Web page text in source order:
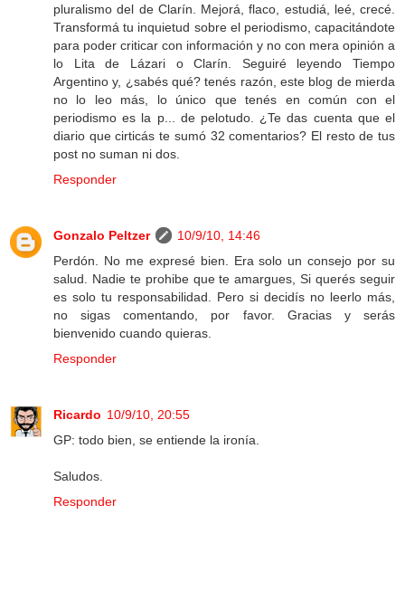
pluralismo del de Clarín. Mejorá, flaco, estudiá, leé, crecé.
Transformá tu inquietud sobre el periodismo, capacitándote
para poder criticar con información y no con mera opinión a
lo Lita de Lázari o Clarín. Seguiré leyendo Tiempo
Argentino y, ¿sabés qué? tenés razón, este blog de mierda
no lo leo más, lo único que tenés en común con el
periodismo es la p... de pelotudo. ¿Te das cuenta que el
diario que cirticás te sumó 32 comentarios? El resto de tus
post no suman ni dos.
Responder
Gonzalo Peltzer
10/9/10, 14:46
Perdón. No me expresé bien. Era solo un consejo por su
salud. Nadie te prohibe que te amargues, Si querés seguir
es solo tu responsabilidad. Pero si decidís no leerlo más,
no sigas comentando, por favor. Gracias y serás
bienvenido cuando quieras.
Responder
Ricardo 10/9/10, 20:55
GP: todo bien, se entiende la ironía.
Saludos.
Responder